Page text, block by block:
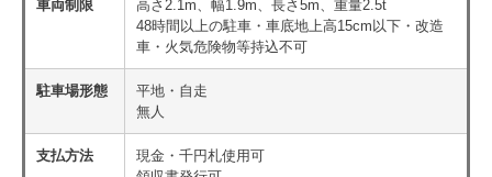
車両制限
高さ2.1m、幅1.9m、長さ5m、重量2.5t
48時間以上の駐車・車底地上高15cm以下・改造
車・火気危険物等持込不可
駐車場形態
平地・自走
無人
支払方法
現金・千円札使用可